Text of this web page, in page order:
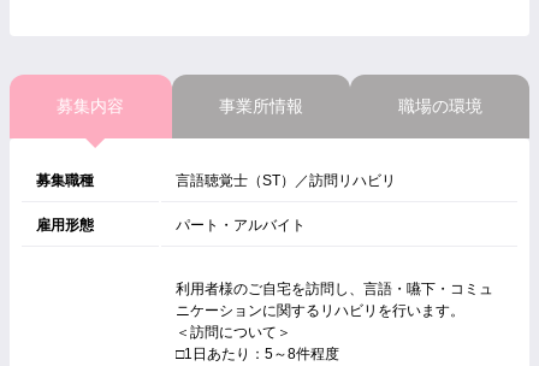
募集内容 事業所情報 職場の環境
募集職種 言語聴覚士（ST）／訪問リハビリ
雇用形態 パート・アルバイト
利用者様のご自宅を訪問し、言語・嚥下・コミュ
ニケーションに関するリハビリを行います。
＜訪問について＞
□1日あたり：5～8件程度